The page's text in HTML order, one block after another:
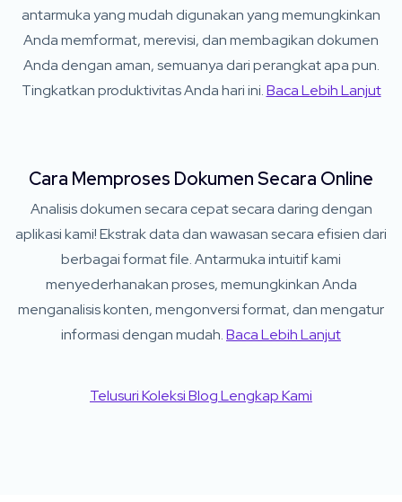
antarmuka yang mudah digunakan yang memungkinkan
Anda memformat, merevisi, dan membagikan dokumen
Anda dengan aman, semuanya dari perangkat apa pun.
Tingkatkan produktivitas Anda hari ini.Baca Lebih Lanjut
Cara Memproses Dokumen Secara Online
Analisis dokumen secara cepat secara daring dengan
aplikasi kami! Ekstrak data dan wawasan secara efisien dari
berbagai format file. Antarmuka intuitif kami
menyederhanakan proses, memungkinkan Anda
menganalisis konten, mengonversi format, dan mengatur
informasi dengan mudah.Baca Lebih Lanjut
Telusuri Koleksi Blog Lengkap Kami